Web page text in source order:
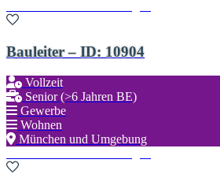
Bauleiter – ID: 10904
Vollzeit
Senior (>6 Jahren BE)
Gewerbe
Wohnen
München und Umgebung